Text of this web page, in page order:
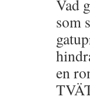
Vad
som
en